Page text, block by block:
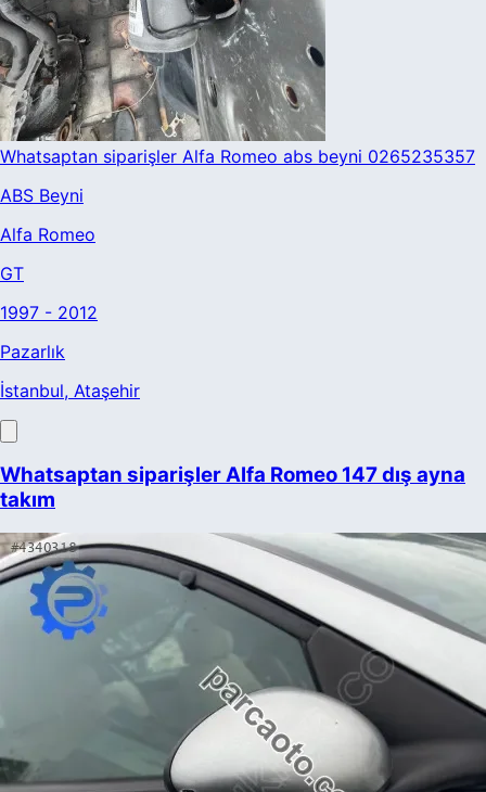
Whatsaptan siparişler Alfa Romeo abs beyni 0265235357
ABS Beyni
Alfa Romeo
GT
1997 - 2012
Pazarlık
İstanbul, Ataşehir
Whatsaptan siparişler Alfa Romeo 147 dış ayna
takım